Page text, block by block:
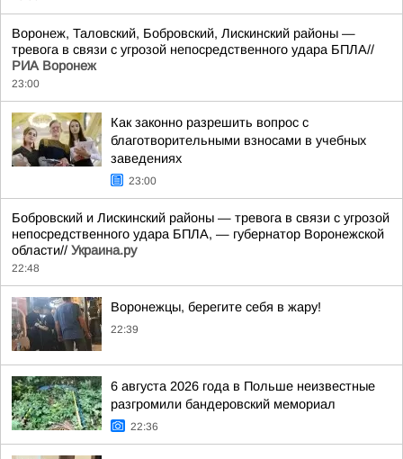
Воронеж, Таловский, Бобровский, Лискинский районы —
тревога в связи с угрозой непосредственного удара БПЛА//
РИА Воронеж
23:00
Как законно разрешить вопрос с
благотворительными взносами в учебных
заведениях
23:00
Бобровский и Лискинский районы — тревога в связи с угрозой
непосредственного удара БПЛА, — губернатор Воронежской
области// Украина.ру
22:48
Воронежцы, берегите себя в жару!
22:39
6 августа 2026 года в Польше неизвестные
разгромили бандеровский мемориал
22:36